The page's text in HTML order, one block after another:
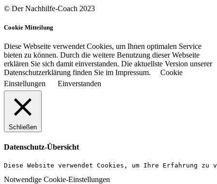
© Der Nachhilfe-Coach 2023
Cookie Mitteilung
Diese Webseite verwendet Cookies, um Ihnen optimalen Service
bieten zu können. Durch die weitere Benutzung dieser Webseite
erklären Sie sich damit einverstanden. Die aktuellste Version unserer
Datenschutzerklärung finden Sie im Impressum.
Cookie
Einstellungen
Einverstanden
Schließen
Datenschutz-Übersicht
Diese Website verwendet Cookies, um Ihre Erfahrung
Notwendige Cookie-Einstellungen